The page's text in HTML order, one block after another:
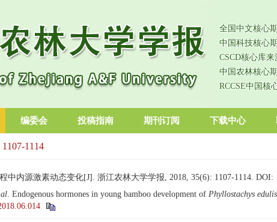
全国中文核心
中国科技核心
CSCD核心库来
中国农林核心
RCCSE中国核
编委会 投稿指南 期刊订阅 下载中心
1107-1114
内源激素动态变化[J]. 浙江农林大学学报, 2018, 35(6): 1107-1114. DOI:
. Endogenous hormones in young bamboo development of Phyllostachys edulis